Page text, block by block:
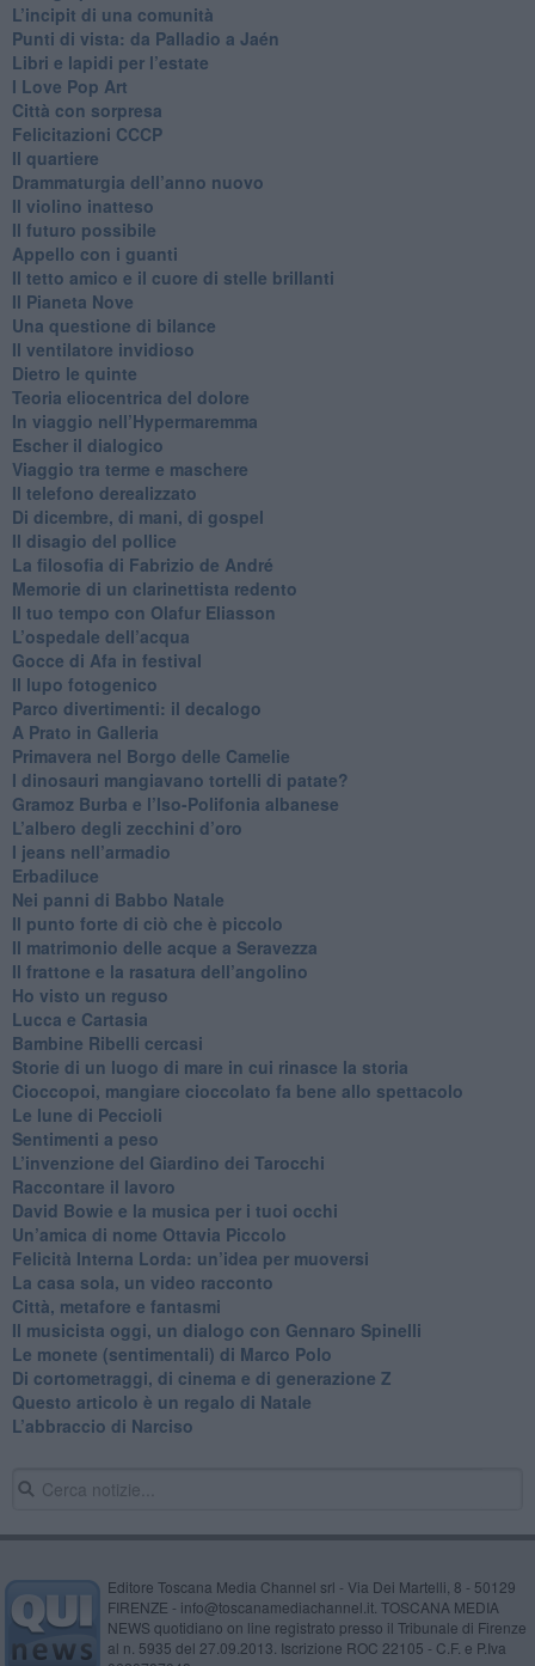
​L’incipit di una comunità
Punti di vista: da Palladio a Jaén
​Libri e lapidi per l’estate
​I Love Pop Art
Città con sorpresa
Felicitazioni CCCP
​Il quartiere
​Drammaturgia dell’anno nuovo
​Il violino inatteso
​Il futuro possibile
​Appello con i guanti
​Il tetto amico e il cuore di stelle brillanti
​Il Pianeta Nove
​Una questione di bilance
​Il ventilatore invidioso
​Dietro le quinte
​Teoria eliocentrica del dolore
In viaggio nell’Hypermaremma
​Escher il dialogico
​Viaggio tra terme e maschere
Il telefono derealizzato
​Di dicembre, di mani, di gospel
​Il disagio del pollice
​La filosofia di Fabrizio de André
Memorie di un clarinettista redento
​Il tuo tempo con Olafur Eliasson
​L’ospedale dell’acqua
​Gocce di Afa in festival
​Il lupo fotogenico
​Parco divertimenti: il decalogo
​A Prato in Galleria
​Primavera nel Borgo delle Camelie
I dinosauri mangiavano tortelli di patate?
​Gramoz Burba e l’Iso-Polifonia albanese
L’albero degli zecchini d’oro
​I jeans nell’armadio
Erbadiluce
Nei panni di Babbo Natale
​Il punto forte di ciò che è piccolo
​Il matrimonio delle acque a Seravezza
​Il frattone e la rasatura dell’angolino
​Ho visto un reguso
Lucca e Cartasia
Bambine Ribelli cercasi
Storie di un luogo di mare in cui rinasce la storia
Cioccopoi, mangiare cioccolato fa bene allo spettacolo
​Le lune di Peccioli
​Sentimenti a peso
​L’invenzione del Giardino dei Tarocchi
​Raccontare il lavoro
David Bowie e la musica per i tuoi occhi
Un’amica di nome Ottavia Piccolo
​Felicità Interna Lorda: un’idea per muoversi
​La casa sola, un video racconto
​Città, metafore e fantasmi
Il musicista oggi, un dialogo con Gennaro Spinelli
Le monete (sentimentali) di Marco Polo
​Di cortometraggi, di cinema e di generazione Z
​Questo articolo è un regalo di Natale
L’abbraccio di Narciso
Editore Toscana Media Channel srl - Via Dei Martelli, 8 - 50129
FIRENZE - info@toscanamediachannel.it. TOSCANA MEDIA
NEWS quotidiano on line registrato presso il Tribunale di Firenze
al n. 5935 del 27.09.2013. Iscrizione ROC 22105 - C.F. e P.Iva